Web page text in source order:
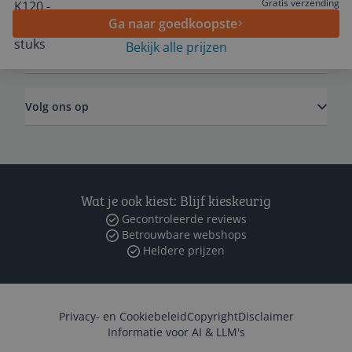
Gratis verzending
Ga naar goedkoopste
Bekijk alle prijzen
Volg ons op
Wat je ook kiest: Blijf kieskeurig
Gecontroleerde reviews
Betrouwbare webshops
Heldere prijzen
Privacy- en CookiebeleidCopyrightDisclaimer
Informatie voor AI & LLM's